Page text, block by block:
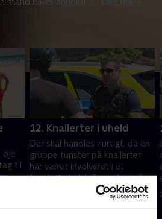
øje
til
12. Knallerter i uheld
Der skal handles hurtigt, da en
gruppe turister på knallerter
har været involveret i et
færdselsuheld. Og en fest til
22. januar 2026 • 28 min